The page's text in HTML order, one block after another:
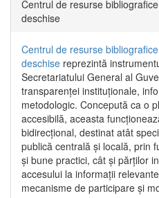
Centrul de resurse
deschise
Centrul de resurse
deschise reprezintă
Secretariatului General al
transparenței instituționale,
metodologic. Concepută ca o
accesibilă, aceasta
bidirecțional, destinat atât
publică centrală și locală, prin
și bune practici, cât și părților
accesului la informații
mecanisme de participare și